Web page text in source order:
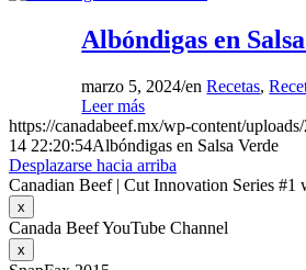
Albóndigas en
marzo 5, 2024/enRecetas,
Leer más
https://canadabeef.mx/wp-content/
14 22:20:54Albóndigas en Salsa Verde
Desplazarse hacia arriba
Canadian Beef | Cut Innovation Series #1
x
Canada Beef YouTube Channel
x